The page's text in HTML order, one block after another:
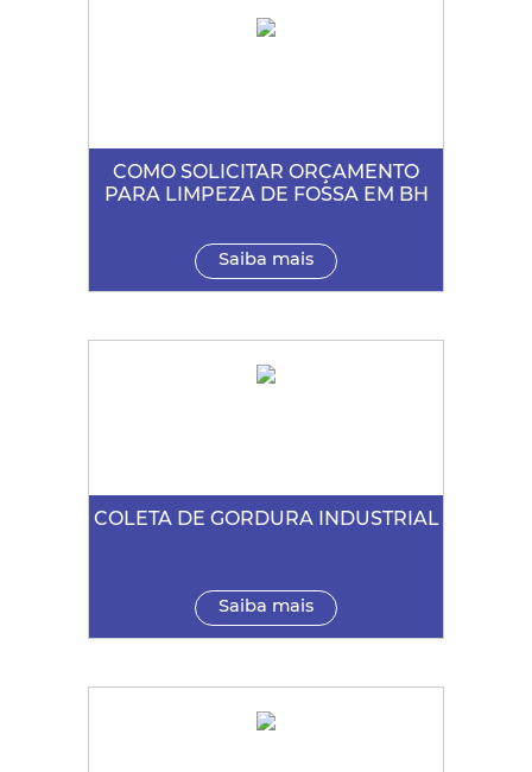
COMO SOLICITAR ORÇAMENTO
PARA LIMPEZA DE FOSSA EM BH
Saiba mais
COLETA DE GORDURA INDUSTRIAL
Saiba mais